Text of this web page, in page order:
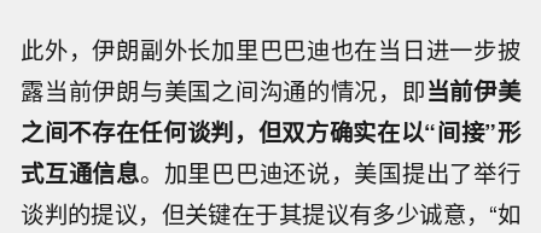
此外，伊朗副外长加里巴巴迪也在当日进一步披
露当前伊朗与美国之间沟通的情况，即当前伊美
之间不存在任何谈判，但双方确实在以“间接”形
式互通信息。加里巴巴迪还说，美国提出了举行
谈判的提议，但关键在于其提议有多少诚意，“如